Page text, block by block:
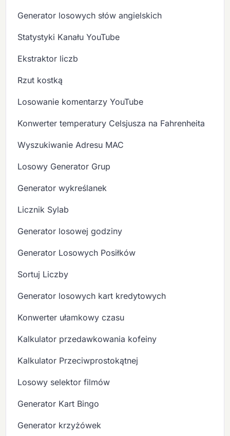
Generator losowych słów angielskich
Statystyki Kanału YouTube
Ekstraktor liczb
Rzut kostką
Losowanie komentarzy YouTube
Konwerter temperatury Celsjusza na Fahrenheita
Wyszukiwanie Adresu MAC
Losowy Generator Grup
Generator wykreślanek
Licznik Sylab
Generator losowej godziny
Generator Losowych Posiłków
Sortuj Liczby
Generator losowych kart kredytowych
Konwerter ułamkowy czasu
Kalkulator przedawkowania kofeiny
Kalkulator Przeciwprostokątnej
Losowy selektor filmów
Generator Kart Bingo
Generator krzyżówek